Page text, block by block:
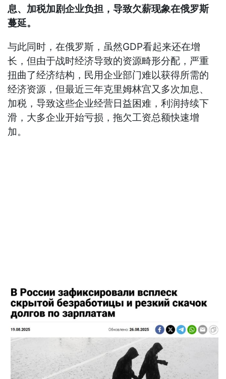
息、加税加剧企业负担，导致欠薪现象在俄罗斯
蔓延。
与此同时，在俄罗斯，虽然GDP看起来还在增
长，但由于战时经济导致的资源畸形分配，严重
扭曲了经济结构，民用企业部门难以获得所需的
经济资源，但最近三年克里姆林宫又多次加息、
加税，导致这些企业经营日益困难，利润持续下
滑，大多企业开始亏损，拖欠工资总额快速增
加。